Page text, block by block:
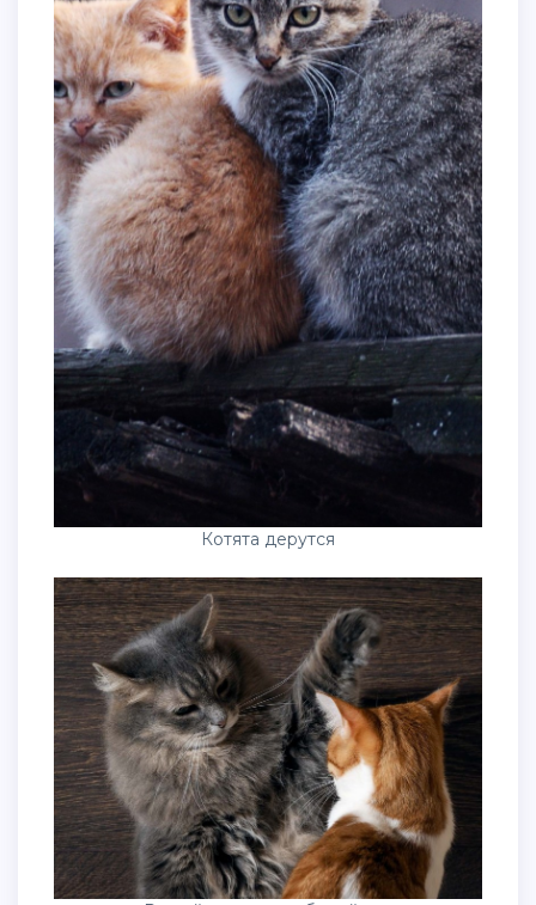
Котята дерутся